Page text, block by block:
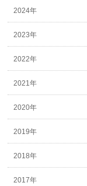
2024年
2023年
2022年
2021年
2020年
2019年
2018年
2017年